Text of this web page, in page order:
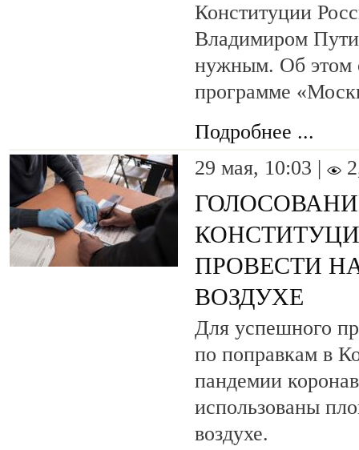
Конституции
Владимиром
нужным. Об этом
программе
Подробнее ...
29 мая, 10:03 |
ПРОВЕСТИ
ВОЗДУХЕ
Для успешного
по поправкам в
пандемии
использованы
воздухе.